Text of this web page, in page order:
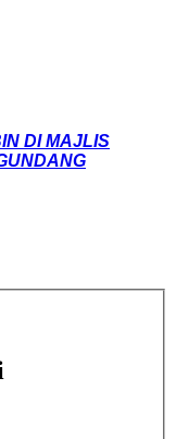
DI MAJLIS